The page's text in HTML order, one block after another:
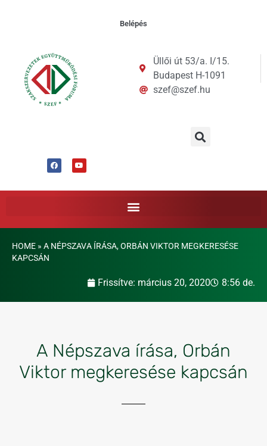
Belépés
Üllői út 53/a. I/15.
Budapest H-1091
szef@szef.hu
HOME » A NÉPSZAVA ÍRÁSA, ORBÁN VIKTOR MEGKERESÉSE
KAPCSÁN
Frissítve: március 20, 2020 8:56 de.
A Népszava írása, Orbán
Viktor megkeresése kapcsán